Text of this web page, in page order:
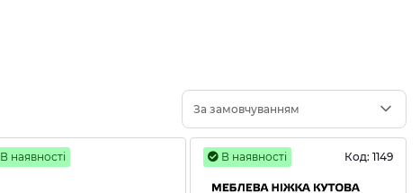
За замовчуванням
В наявності В наявності Код: 1149